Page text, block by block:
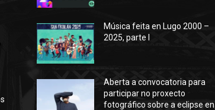
Música feita en Lugo 2000 –
2025, parte I
Aberta a convocatoria para
participar no proxecto
fotográfico sobre a eclipse en